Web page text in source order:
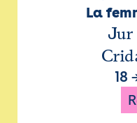
La
Jur
18